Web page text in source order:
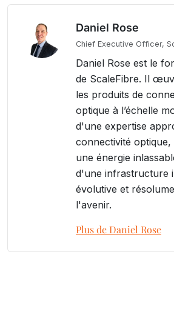
Daniel Rose
Chief Executive Officer,
Daniel Rose est le
de ScaleFibre. Il
les produits de
optique à l’échelle
d'une expertise
connectivité
une énergie
d'une infrastructure
évolutive et
l'avenir.
Plus de Daniel Rose